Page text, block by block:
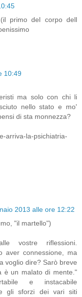
primo del corpo dell
10:49
ma solo con chi li
nello stato e mo'
di sta monnezza?
arriva-la-psichiatria-
2013 alle ore 12:22
"il martello")
vostre riflessioni.
aver connessione, ma
voglio dire? Sarò breve
è un malato di mente."
e instacabile
gli sforzi dei vari siti